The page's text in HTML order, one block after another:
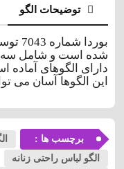
توضیحات الگو
شده است و شامل سه
دارای الگوهای آماده
این الگوها آسان می
برچسب ها :
الگو لباس راحتی زنانه